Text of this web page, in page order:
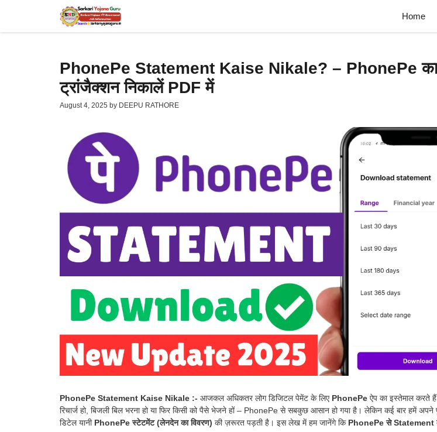
Home
PhonePe Statement Kaise Nikale? – PhonePe
ट्रांजैक्शन निकालें PDF में
August 4, 2025 by DEEPU RATHORE
PhonePe Statement Kaise Nikale :- आजकल अधिकतर लोग डिजिटल पेमेंट के लिए PhonePe ऐप का इस्तेमाल करते
रिचार्ज हो, बिजली बिल भरना हो या फिर किसी को पैसे भेजने हों – PhonePe से सबकुछ आसान हो गया है। लेकिन कई बार हमें अपने
डिटेल यानी PhonePe स्टेटमेंट (लेनदेन का विवरण) की ज़रूरत पड़ती है। इस लेख में हम जानेंगे कि PhonePe से Statement